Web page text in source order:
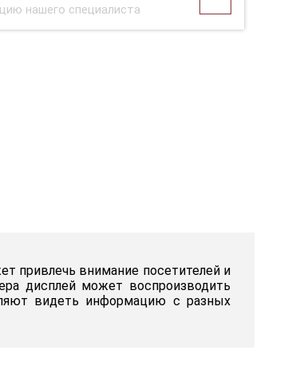
нашего специалиста
привлечь внимание посетителей и
дисплей может воспроизводить
видеть информацию с разных